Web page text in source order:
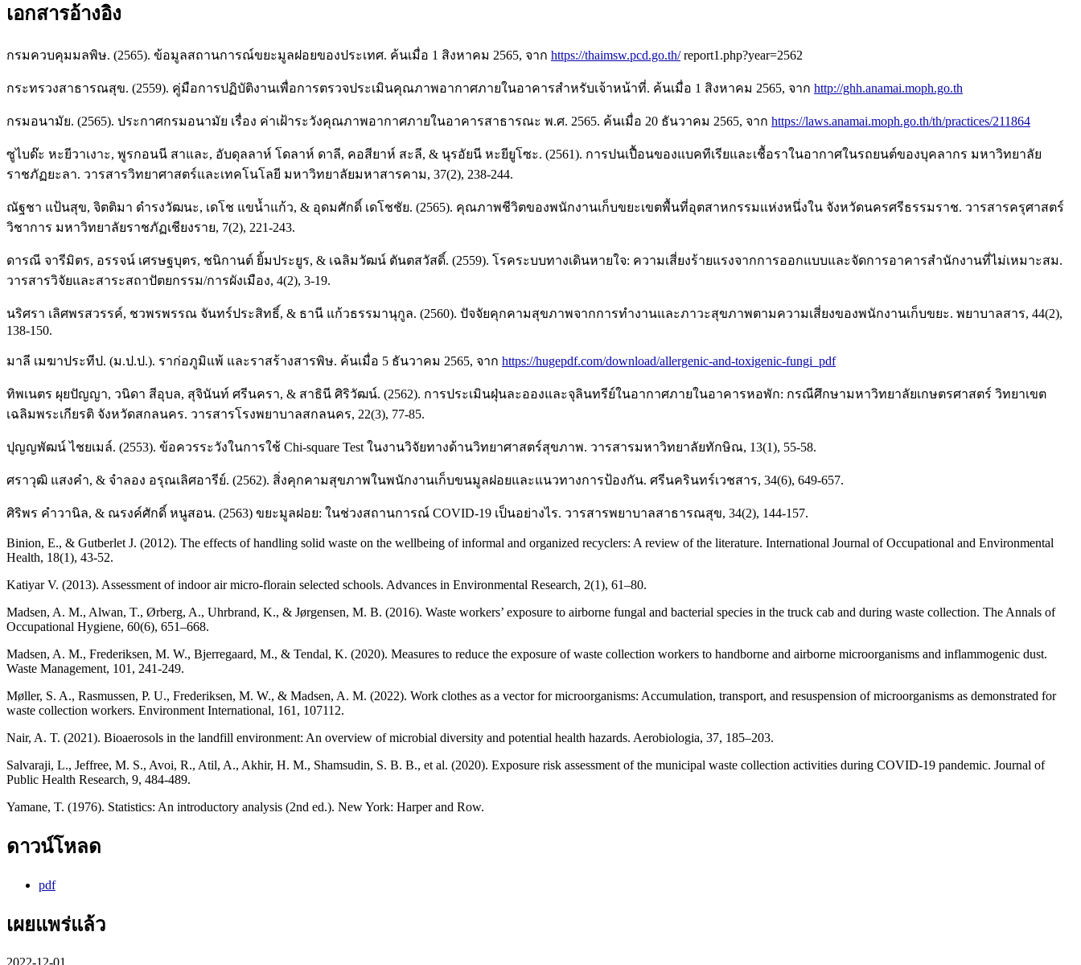
เอกสารอ้างอิง
กรมควบคุมมลพิษ. (2565). ข้อมูลสถานการณ์ขยะมูลฝอยของประเทศ. ค้นเมื่อ 1 สิงหาคม 2565, จาก https://thaimsw.pcd.go.th/report1.php?year=2562
กระทรวงสาธารณสุข. (2559). คู่มือการปฏิบัติงานเพื่อการตรวจประเมินคุณภาพอากาศภายในอาคารสำหรับเจ้าหน้าที่. ค้นเมื่อ 1 สิงหาคม 2565, จาก http://ghh.anamai.moph.go.th
กรมอนามัย. (2565). ประกาศกรมอนามัย เรื่อง ค่าเฝ้าระวังคุณภาพอากาศภายในอาคารสาธารณะ พ.ศ. 2565. ค้นเมื่อ 20 ธันวาคม 2565, จาก https://laws.anamai.moph.go.th/th/practices/211864
ซูไบด๊ะ หะยีวาเงาะ, พูรกอนนี สาและ, อับดุลลาห์ โดลาห์ ดาลี, คอสียาห์ สะลี, & นุรอัยนี หะยียูโซะ. (2561). การปนเปื้อนของแบคทีเรียและเชื้อราในอากาศในรถยนต์ของบุคลากร มหาวิทยาลัย
ราชภัฏยะลา. วารสารวิทยาศาสตร์และเทคโนโลยี มหาวิทยาลัยมหาสารคาม, 37(2), 238-244.
ณัฐชา แป้นสุข, จิตติมา ดำรงวัฒนะ, เดโช แขน้ำแก้ว, & อุดมศักดิ์ เดโชชัย. (2565). คุณภาพชีวิตของพนักงานเก็บขยะเขตพื้นที่อุตสาหกรรมแห่งหนึ่งใน จังหวัดนครศรีธรรมราช. วารสารครุศาสตร์
วิชาการ มหาวิทยาลัยราชภัฏเชียงราย, 7(2), 221-243.
ดารณี จารีมิตร, อรรจน์ เศรษฐบุตร, ชนิกานต์ ยิ้มประยูร, & เฉลิมวัฒน์ ตันตสวัสดิ์. (2559). โรคระบบทางเดินหายใจ: ความเสี่ยงร้ายแรงจากการออกแบบและจัดการอาคารสำนักงานที่ไม่เหมาะสม.
วารสารวิจัยและสาระสถาปัตยกรรม/การผังเมือง, 4(2), 3-19.
นริศรา เลิศพรสวรรค์, ชวพรพรรณ จันทร์ประสิทธิ์, & ธานี แก้วธรรมานุกูล. (2560). ปัจจัยคุกคามสุขภาพจากการทำงานและภาวะสุขภาพตามความเสี่ยงของพนักงานเก็บขยะ. พยาบาลสาร, 44(2),
138-150.
มาลี เมฆาประทีป. (ม.ป.ป.). ราก่อภูมิแพ้ และราสร้างสารพิษ. ค้นเมื่อ 5 ธันวาคม 2565, จาก https://hugepdf.com/download/allergenic-and-toxigenic-fungi_pdf
ทิพเนตร ผุยปัญญา, วนิดา สีอุบล, สุจินันท์ ศรีนครา, & สาธินี ศิริวัฒน์. (2562). การประเมินฝุ่นละอองและจุลินทรีย์ในอากาศภายในอาคารหอพัก: กรณีศึกษามหาวิทยาลัยเกษตรศาสตร์ วิทยาเขต
เฉลิมพระเกียรติ จังหวัดสกลนคร. วารสารโรงพยาบาลสกลนคร, 22(3), 77-85.
ปุญญพัฒน์ ไชยเมล์. (2553). ข้อควรระวังในการใช้ Chi-square Test ในงานวิจัยทางด้านวิทยาศาสตร์สุขภาพ. วารสารมหาวิทยาลัยทักษิณ, 13(1), 55-58.
ศราวุฒิ แสงคำ, & จำลอง อรุณเลิศอารีย์. (2562). สิ่งคุกคามสุขภาพในพนักงานเก็บขนมูลฝอยและแนวทางการป้องกัน. ศรีนครินทร์เวชสาร, 34(6), 649-657.
ศิริพร คำวานิล, & ณรงค์ศักดิ์ หนูสอน. (2563) ขยะมูลฝอย: ในช่วงสถานการณ์ COVID-19 เป็นอย่างไร. วารสารพยาบาลสาธารณสุข, 34(2), 144-157.
Binion, E., & Gutberlet J. (2012). The effects of handling solid waste on the wellbeing of informal and organized recyclers: A review of the literature. International Journal of Occupational and Environmental
Health, 18(1), 43-52.
Katiyar V. (2013). Assessment of indoor air micro-florain selected schools. Advances in Environmental Research, 2(1), 61–80.
Madsen, A. M., Alwan, T., Ørberg, A., Uhrbrand, K., & Jørgensen, M. B. (2016). Waste workers’ exposure to airborne fungal and bacterial species in the truck cab and during waste collection. The Annals of
Occupational Hygiene, 60(6), 651–668.
Madsen, A. M., Frederiksen, M. W., Bjerregaard, M., & Tendal, K. (2020). Measures to reduce the exposure of waste collection workers to handborne and airborne microorganisms and inflammogenic dust.
Waste Management, 101, 241-249.
Møller, S. A., Rasmussen, P. U., Frederiksen, M. W., & Madsen, A. M. (2022). Work clothes as a vector for microorganisms: Accumulation, transport, and resuspension of microorganisms as demonstrated for
waste collection workers. Environment International, 161, 107112.
Nair, A. T. (2021). Bioaerosols in the landfill environment: An overview of microbial diversity and potential health hazards. Aerobiologia, 37, 185–203.
Salvaraji, L., Jeffree, M. S., Avoi, R., Atil, A., Akhir, H. M., Shamsudin, S. B. B., et al. (2020). Exposure risk assessment of the municipal waste collection activities during COVID-19 pandemic. Journal of
Public Health Research, 9, 484-489.
Yamane, T. (1976). Statistics: An introductory analysis (2nd ed.). New York: Harper and Row.
ดาวน์โหลด
pdf
เผยแพร่แล้ว